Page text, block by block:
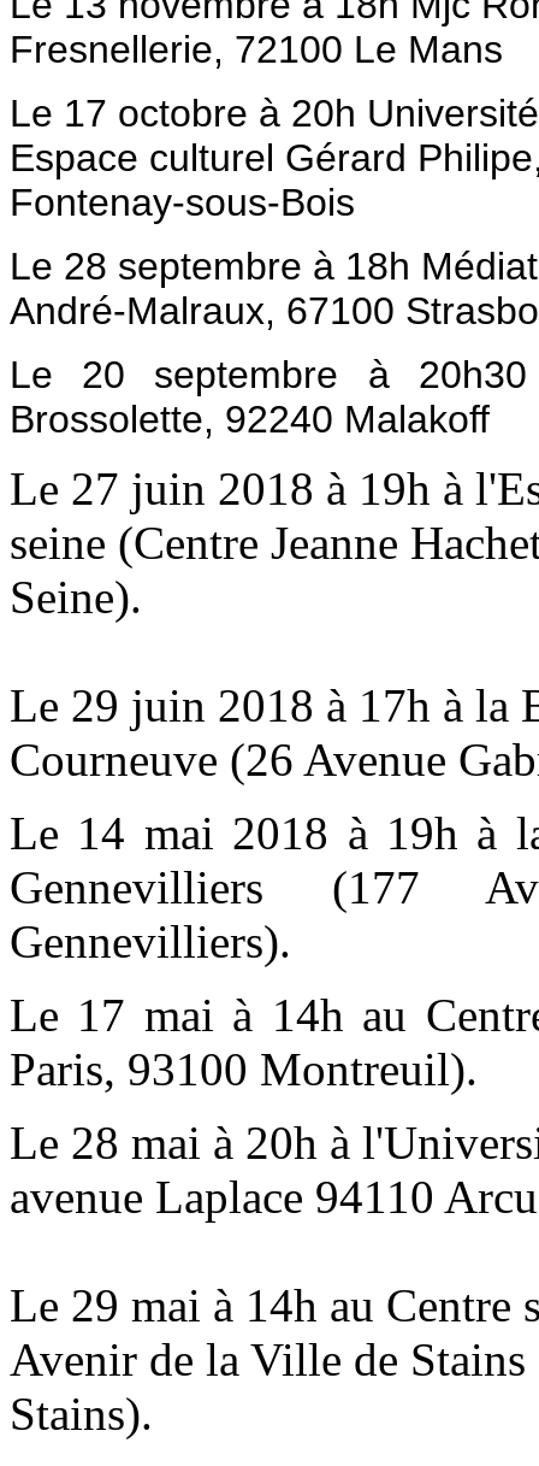
Fresnellerie, 72100 Le Mans
Le 17 octobre à 20h
Espace culturel Gérard
Fontenay-sous-Bois
Le 28 septembre à 18h
André-Malraux, 67100
Le 20 septembre à
Brossolette, 92240 Malakoff
Le 27 juin 2018 à 19h à
seine (Centre Jeanne
Seine).
Le 29 juin 2018 à 17h à la
Courneuve (26 Avenue
Le 14 mai 2018 à 19h à
Gennevilliers (177
Gennevilliers).
Le 17 mai à 14h au
Paris, 93100 Montreuil).
Le 28 mai à 20h à
avenue Laplace 94110
Le 29 mai à 14h au
Avenir de la Ville de
Stains).